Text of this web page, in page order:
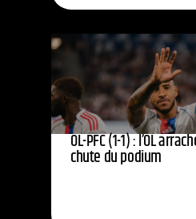
OL-PFC (1-1) : l’OL
chute du podium